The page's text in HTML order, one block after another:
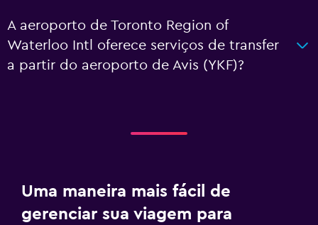
A aeroporto de Toronto Region of
Waterloo Intl oferece serviços de transfer
a partir do aeroporto de Avis (YKF)?
Uma maneira mais fácil de
gerenciar sua viagem para